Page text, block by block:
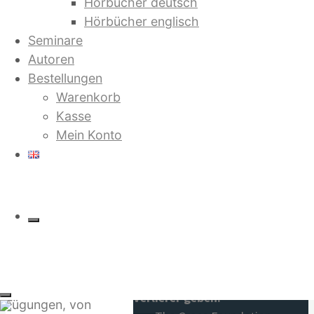
Hörbücher englisch
Seminare
Autoren
Bestellungen
Warenkorb
Kasse
Mein Konto
Der Besuch eines
etwa 7000 Jahre
alten
Megalithsteinkreises
nahe der
portugiesischen
Stadt Évora ist der
Ausgangspunkt für
Fügungen, von
Verlierer geben.